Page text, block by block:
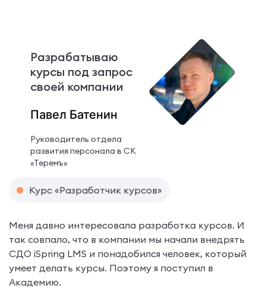
Разрабатываю
курсы под запрос
своей компании
Павел Батенин
Руководитель отдела
развития персонала в СК
«Теремъ»
Курс «Разработчик курсов»
Меня давно интересовала разработка курсов. И
так совпало, что в компании мы начали внедрять
СДО iSpring LMS и понадобился человек, который
умеет делать курсы. Поэтому я поступил в
Академию.